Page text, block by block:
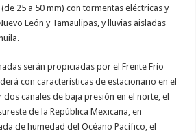
25 a 50 mm) con tormentas eléctricas y
León y Tamaulipas, y lluvias aisladas
serán propiciadas por el Frente Frío
con características de estacionario en el
canales de baja presión en el norte, el
de la República Mexicana, en
de humedad del Océano Pacífico, el